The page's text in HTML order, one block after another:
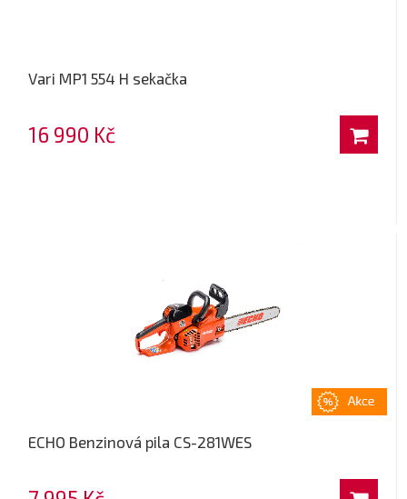
Vari MP1 554 H sekačka
16 990 Kč
ECHO Benzinová pila CS-281WES